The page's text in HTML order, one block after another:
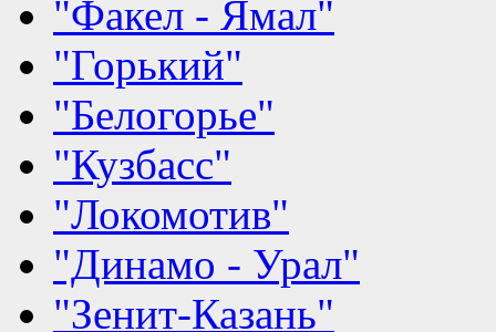
"Факел - Ямал"
"Горький"
"Белогорье"
"Кузбасс"
"Локомотив"
"Динамо - Урал"
"Зенит-Казань"